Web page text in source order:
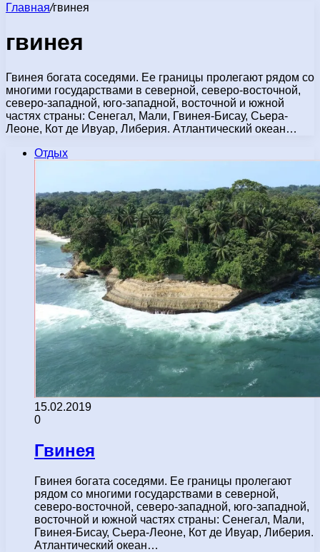
Главная/гвинея
гвинея
Гвинея богата соседями. Ее границы пролегают рядом со
многими государствами в северной, северо-восточной,
северо-западной, юго-западной, восточной и южной
частях страны: Сенегал, Мали, Гвинея-Бисау, Сьера-
Леоне, Кот де Ивуар, Либерия. Атлантический океан…
Отдых
15.02.2019
0
Гвинея
Гвинея богата соседями. Ее границы пролегают
рядом со многими государствами в северной,
северо-восточной, северо-западной, юго-западной,
восточной и южной частях страны: Сенегал, Мали,
Гвинея-Бисау, Сьера-Леоне, Кот де Ивуар, Либерия.
Атлантический океан…